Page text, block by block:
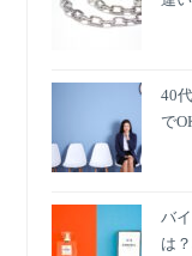
40
で
バ
は